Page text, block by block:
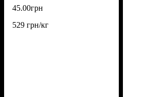
45.00грн
529 грн/кг